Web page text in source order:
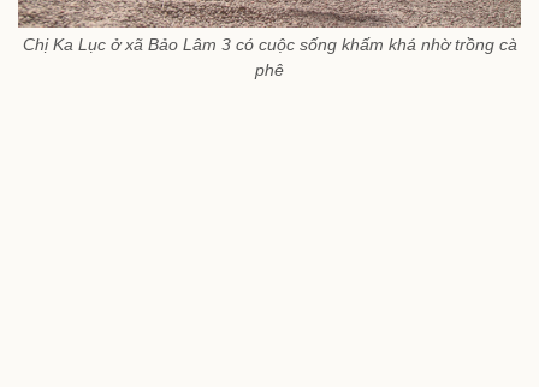
Chị Ka Lục ở xã Bảo Lâm 3 có cuộc sống khấm khá nhờ trồng cà
phê